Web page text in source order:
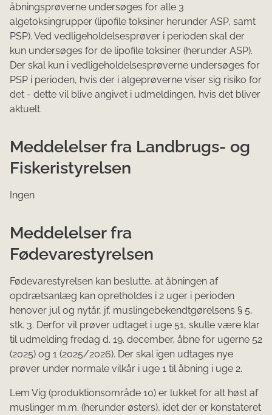
åbningsprøverne undersøges for alle 3
algetoksingrupper (lipofile toksiner herunder ASP, samt
PSP). Ved vedligeholdelsesprøver i perioden skal der
kun undersøges for de lipofile toksiner (herunder ASP).
Der skal kun i vedligeholdelsesprøverne undersøges for
PSP i perioden, hvis der i algeprøverne viser sig risiko for
det - dette vil blive angivet i udmeldingen, hvis det bliver
aktuelt.
Meddelelser fra Landbrugs- og
Fiskeristyrelsen
Ingen
Meddelelser fra
Fødevarestyrelsen
Fødevarestyrelsen kan beslutte, at åbningen af
opdrætsanlæg kan opretholdes i 2 uger i perioden
henover jul og nytår, jf. muslingebekendtgørelsens § 5,
stk. 3. Derfor vil prøver udtaget i uge 51, skulle være klar
til udmelding fredag d. 19. december, åbne for ugerne 52
(2025) og 1 (2025/2026). Der skal igen udtages nye
prøver under normale vilkår i uge 1 til åbning i uge 2.
Lem Vig (produktionsområde 10) er lukket for alt høst af
muslinger m.m. (herunder østers), idet der er konstateret